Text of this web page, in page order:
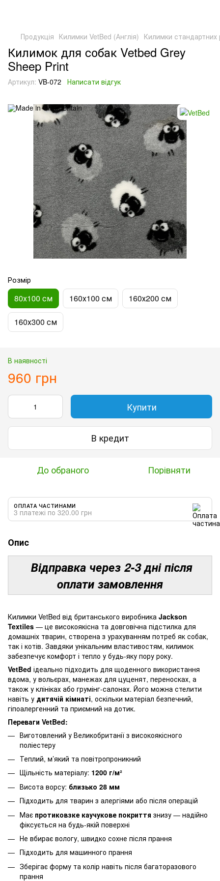
Продукція Килимки VetBed (Англія) Килимки стандартних
Килимок для собак Vetbed Grey
Sheep Print
Артикул: VB-072 Написати відгук
Розмір
80х100 см 160х100 см 160х200 см
160х300 см
В наявності
960 грн
Купити
В кредит
До обраного Порівняти
ОПЛАТА ЧАСТИНАМИ
3 платежі по 320.00 грн
Опис
Відправка через 2-3 дні після
оплати замовлення
Килимки VetBed від британського виробника Jackson
Textiles — це високоякісна та довговічна підстилка для
домашніх тварин, створена з урахуванням потреб як собак,
так і котів. Завдяки унікальним властивостям, килимок
забезпечує комфорт і тепло у будь-яку пору року.
VetBed ідеально підходить для щоденного використання
вдома, у вольєрах, манежах для цуценят, переносках, а
також у клініках або грумінг-салонах. Його можна стелити
навіть у дитячій кімнаті, оскільки матеріал безпечний,
гіпоалергенний та приємний на дотик.
Переваги VetBed:
Виготовлений у Великобританії з високоякісного
поліестеру
Теплий, м’який та повітропроникний
Щільність матеріалу: 1200 г/м²
Висота ворсу: близько 28 мм
Підходить для тварин з алергіями або після операцій
Має протиковзке каучукове покриття знизу — надійно
фіксується на будь-якій поверхні
Не вбирає вологу, швидко сохне після прання
Підходить для машинного прання
Зберігає форму та колір навіть після багаторазового
прання